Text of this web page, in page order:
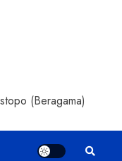
(Beragama)